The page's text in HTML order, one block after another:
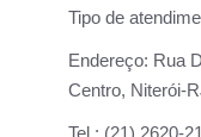
Tipo de
Endereço: Rua
Centro, Niterói-